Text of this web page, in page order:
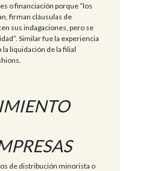
o financiación porque “los
firman cláusulas de
sus indagaciones, pero se
Similar fue la experiencia
liquidación de la filial
de distribución minorista o